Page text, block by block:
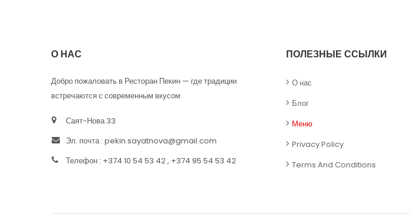
О НАС
Добро пожаловать в Ресторан Пекин — где традиции
встречаются с современным вкусом
Саят-Нова 33
Эл. почта : pekin.sayatnova@gmail.com
Телефон : +374 10 54 53 42 , +374 95 54 53 42
ПОЛЕЗНЫЕ ССЫЛКИ
О нас
Блог
Меню
Privacy Policy
Terms And Conditions